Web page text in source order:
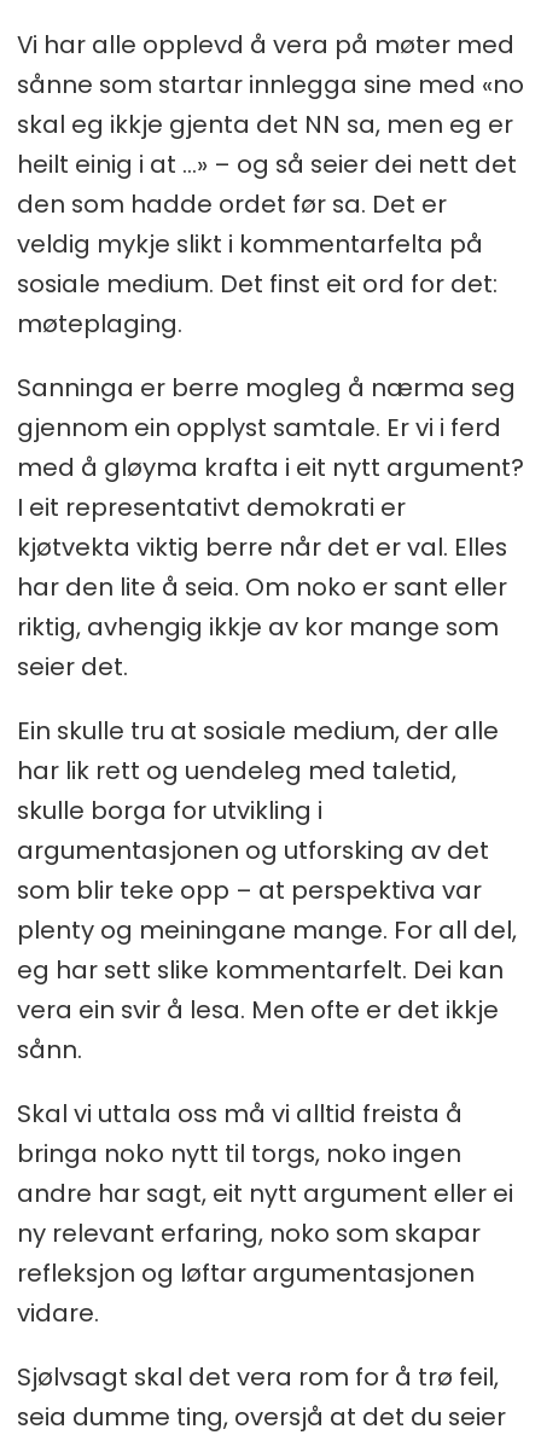
Vi har alle opplevd å vera på møter med
sånne som startar innlegga sine med «no
skal eg ikkje gjenta det NN sa, men eg er
heilt einig i at ...» – og så seier dei nett det
den som hadde ordet før sa. Det er
veldig mykje slikt i kommentarfelta på
sosiale medium. Det finst eit ord for det:
møteplaging.
Sanninga er berre mogleg å nærma seg
gjennom ein opplyst samtale. Er vi i ferd
med å gløyma krafta i eit nytt argument?
I eit representativt demokrati er
kjøtvekta viktig berre når det er val. Elles
har den lite å seia. Om noko er sant eller
riktig, avhengig ikkje av kor mange som
seier det.
Ein skulle tru at sosiale medium, der alle
har lik rett og uendeleg med taletid,
skulle borga for utvikling i
argumentasjonen og utforsking av det
som blir teke opp – at perspektiva var
plenty og meiningane mange. For all del,
eg har sett slike kommentarfelt. Dei kan
vera ein svir å lesa. Men ofte er det ikkje
sånn.
Skal vi uttala oss må vi alltid freista å
bringa noko nytt til torgs, noko ingen
andre har sagt, eit nytt argument eller ei
ny relevant erfaring, noko som skapar
refleksjon og løftar argumentasjonen
vidare.
Sjølvsagt skal det vera rom for å trø feil,
seia dumme ting, oversjå at det du seier